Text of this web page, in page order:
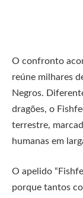
O confronto
reúne milhares
Negros.
dragões, o
terrestre,
humanas em
O apelido
porque tantos